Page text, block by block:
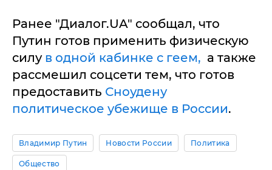
Ранее "Диалог.UA" сообщал, что
Путин готов применить физическую
силу в одной кабинке с геем, а также
рассмешил соцсети тем, что готов
предоставить Сноудену
политическое убежище в России.
Владимир Путин Новости России Политика
Общество